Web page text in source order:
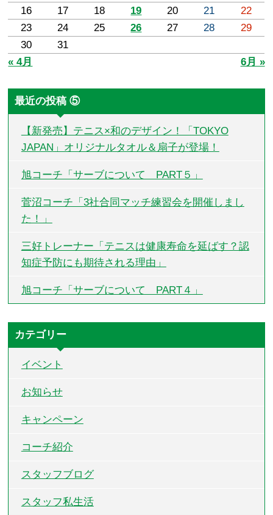
16
17 18 19 20 21
22
23
24 25 26 27 28
29
30
31
« 4月
6月 »
最近の投稿 ⑤
【新発売】テニス×和のデザイン！「TOKYO
JAPAN」オリジナルタオル＆扇子が登場！
旭コーチ「サーブについて PART５」
菅沼コーチ「3社合同マッチ練習会を開催しまし
た！」
三好トレーナー「テニスは健康寿命を延ばす？認
知症予防にも期待される理由」
旭コーチ「サーブについて PART４」
カテゴリー
イベント
お知らせ
キャンペーン
コーチ紹介
スタッフブログ
スタッフ私生活